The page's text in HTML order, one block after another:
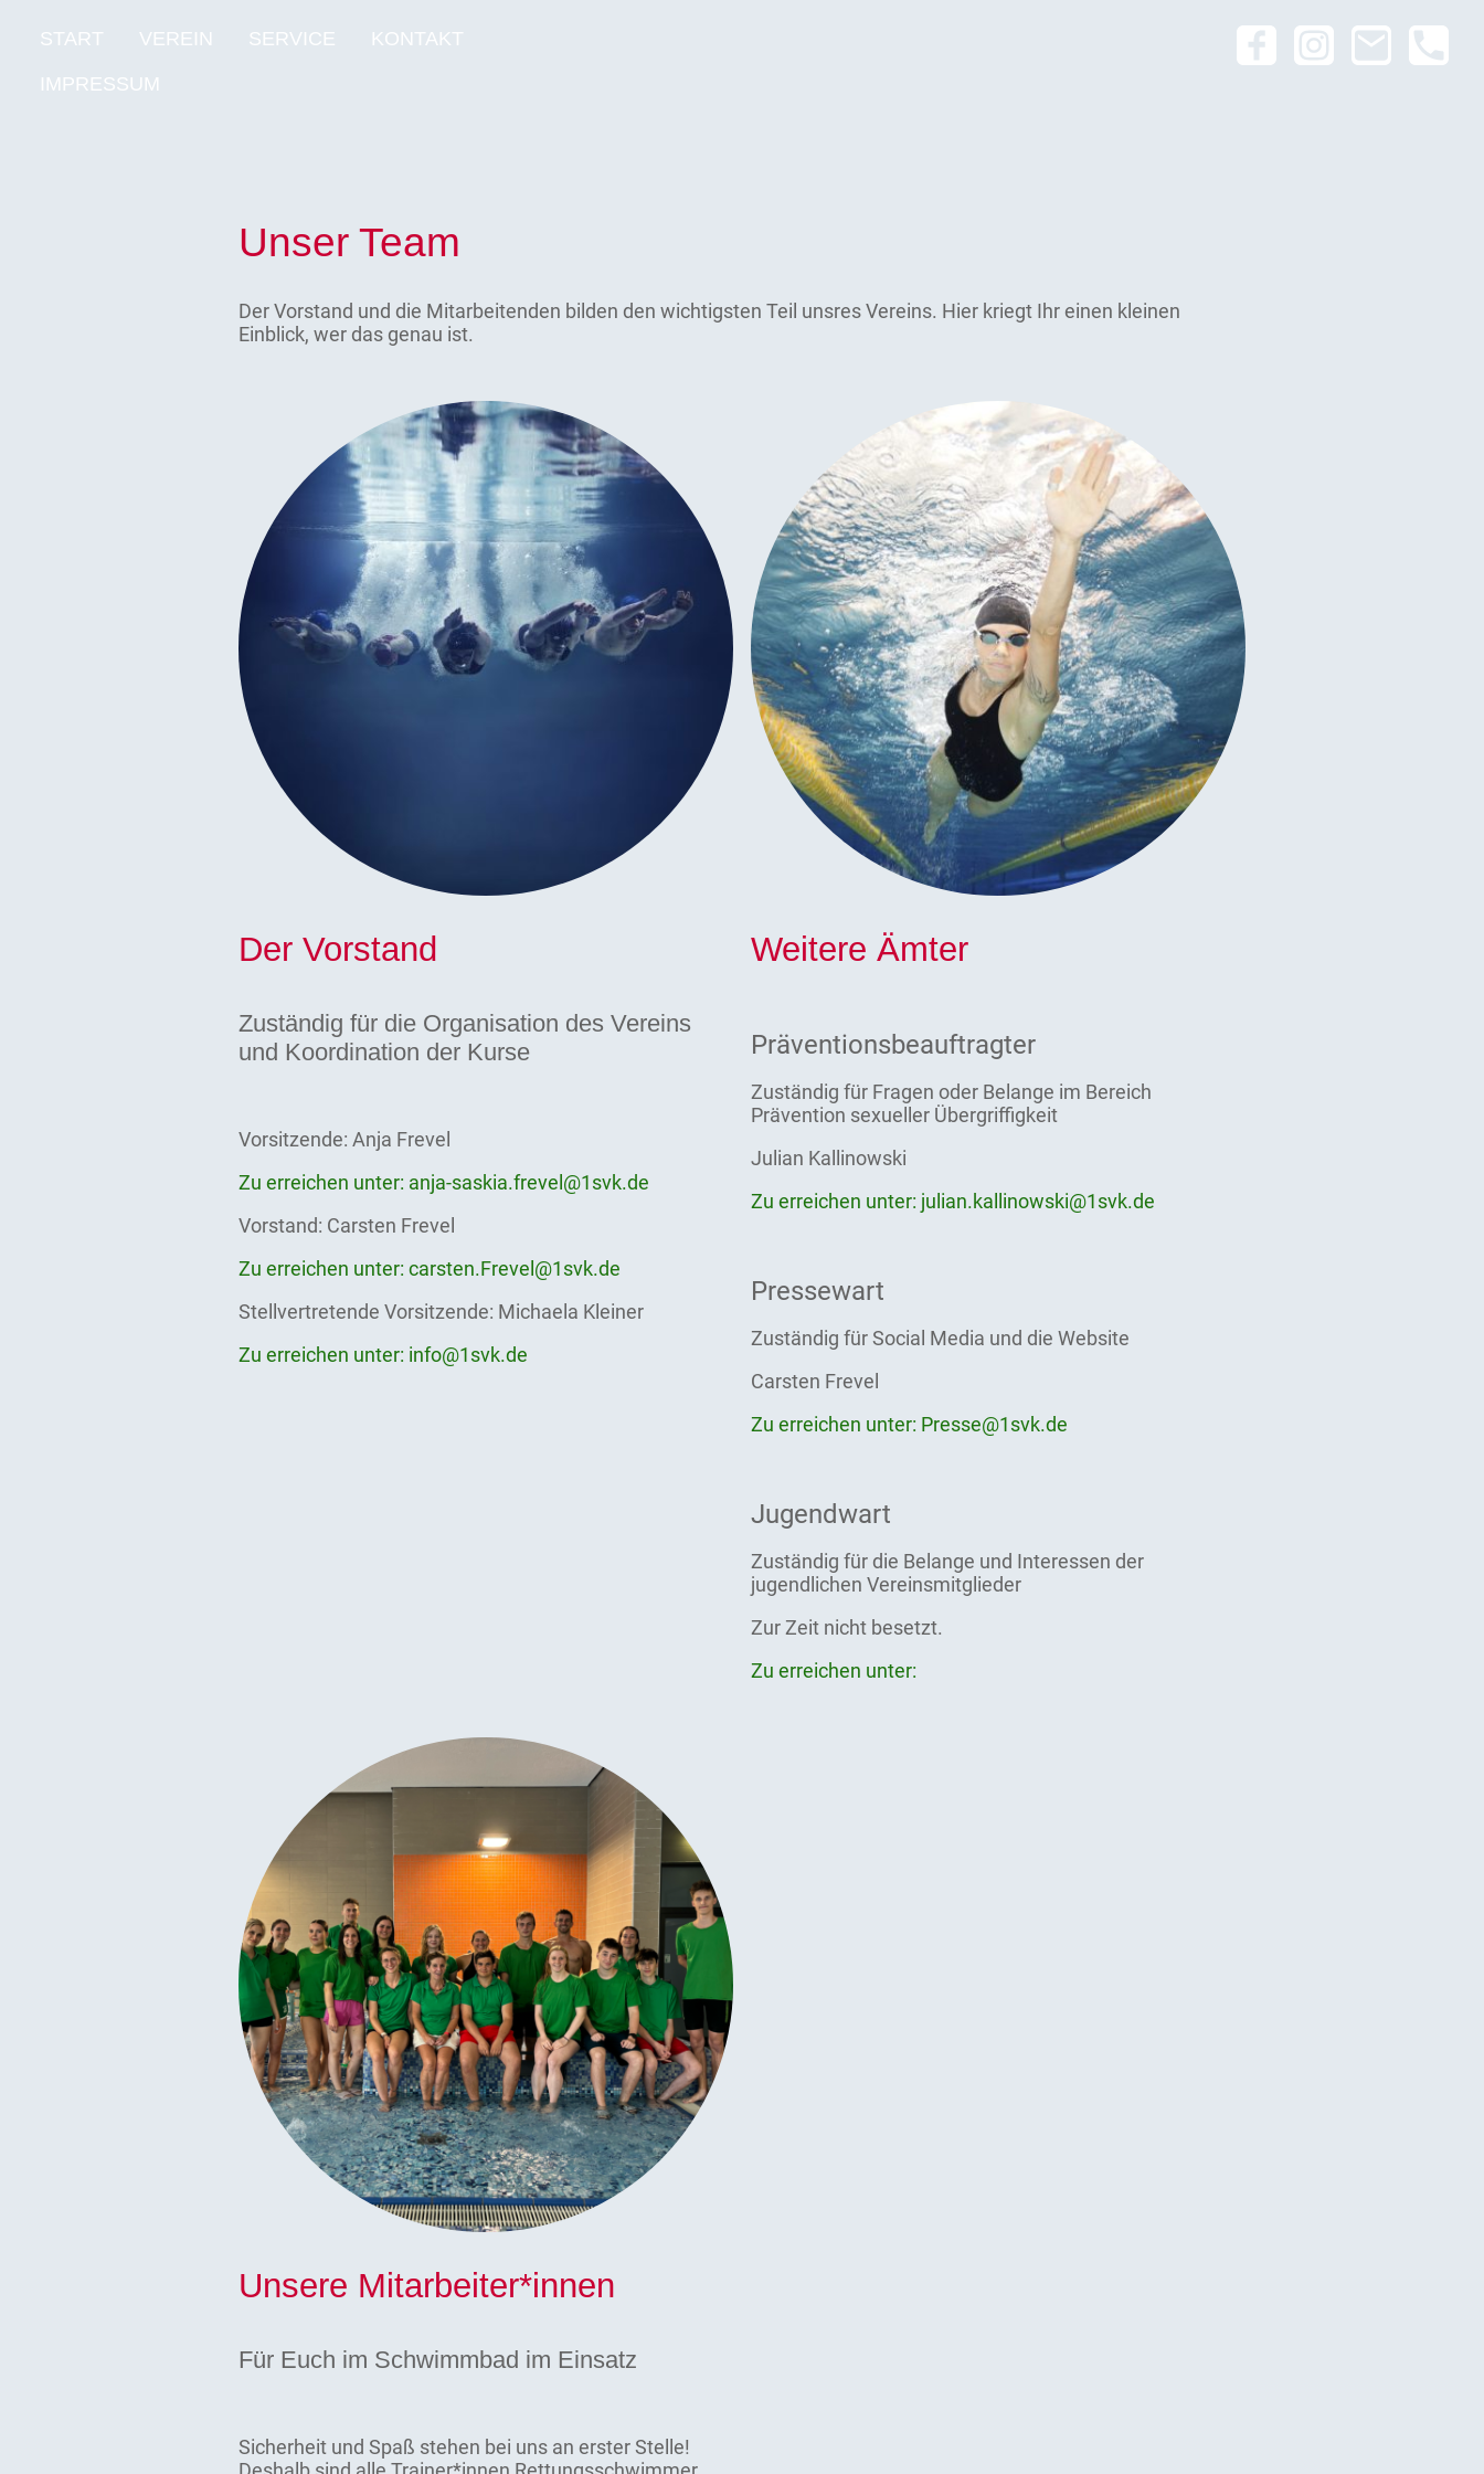
START VEREIN SERVICE KONTAKT
IMPRESSUM
Unser Team
Der Vorstand und die Mitarbeitenden bilden den wichtigsten Teil unsres Vereins. Hier kriegt Ihr einen kleinen
Einblick, wer das genau ist.
Der Vorstand
Zuständig für die Organisation des Vereins
und Koordination der Kurse
Vorsitzende: Anja Frevel
Zu erreichen unter: anja-saskia.frevel@1svk.de
Vorstand: Carsten Frevel
Zu erreichen unter: carsten.Frevel@1svk.de
Stellvertretende Vorsitzende: Michaela Kleiner
Zu erreichen unter: info@1svk.de
Weitere Ämter
Präventionsbeauftragter
Zuständig für Fragen oder Belange im Bereich
Prävention sexueller Übergriffigkeit
Julian Kallinowski
Zu erreichen unter: julian.kallinowski@1svk.de
Pressewart
Zuständig für Social Media und die Website
Carsten Frevel
Zu erreichen unter: Presse@1svk.de
Jugendwart
Zuständig für die Belange und Interessen der
jugendlichen Vereinsmitglieder
Zur Zeit nicht besetzt.
Zu erreichen unter:
Unsere Mitarbeiter*innen
Für Euch im Schwimmbad im Einsatz
Sicherheit und Spaß stehen bei uns an erster Stelle!